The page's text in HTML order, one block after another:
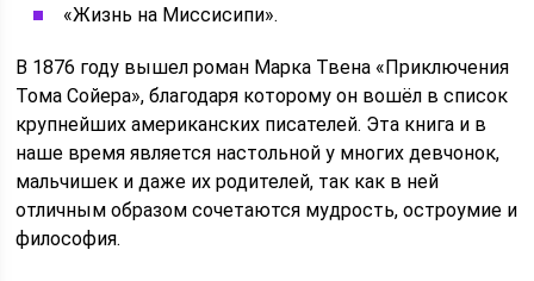
«Жизнь на Миссисипи».
В 1876 году вышел роман Марка Твена «Приключения
Тома Сойера», благодаря которому он вошёл в список
крупнейших американских писателей. Эта книга и в
наше время является настольной у многих девчонок,
мальчишек и даже их родителей, так как в ней
отличным образом сочетаются мудрость, остроумие и
философия.